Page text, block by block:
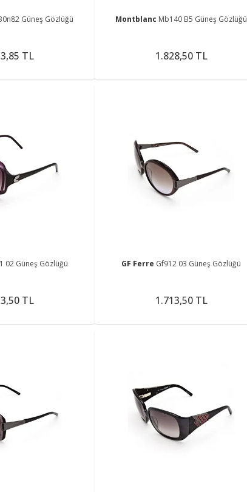
Güneş Gözlüğü
TL
Montblanc Mb140 B5 Güneş Gözlüğü
1.828,50 TL
02 Güneş Gözlüğü
TL
GF Ferre Gf912 03 Güneş Gözlüğü
1.713,50 TL